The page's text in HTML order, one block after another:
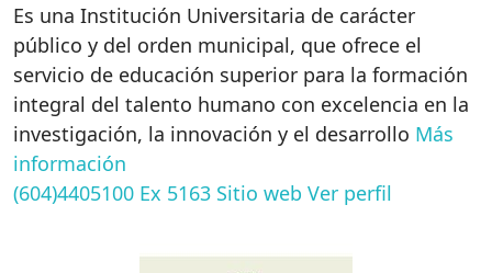
Es una Institución Universitaria de carácter
público y del orden municipal, que ofrece el
servicio de educación superior para la formación
integral del talento humano con excelencia en la
investigación, la innovación y el desarrollo Más
información
(604)4405100 Ex 5163 Sitio web Ver perfil